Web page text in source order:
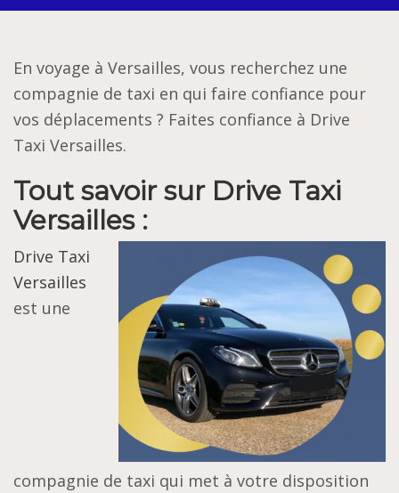
En voyage à Versailles, vous recherchez une
compagnie de taxi en qui faire confiance pour
vos déplacements ? Faites confiance à Drive
Taxi Versailles.
Tout savoir sur Drive Taxi
Versailles :
Drive Taxi
Versailles
est une
compagnie de taxi qui met à votre disposition